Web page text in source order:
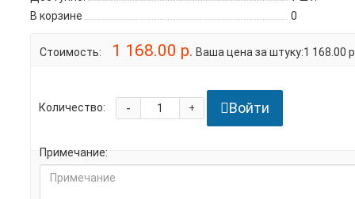
В корзине
0
Стоимость: 1 168.00 р. Ваша цена за штуку:1 168.00 р.
Количество: +
- Войти
Примечание: